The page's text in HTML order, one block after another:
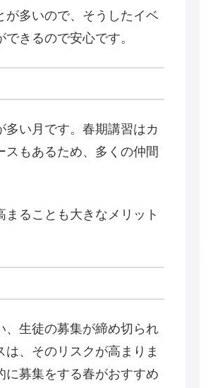
が多いので、そうしたイベ
きるので安心です。
い月です。春期講習はカ
スもあるため、多くの仲間
ることも大きなメリット
、生徒の募集が締め切られ
、そのリスクが高まりま
募集をする春がおすすめ